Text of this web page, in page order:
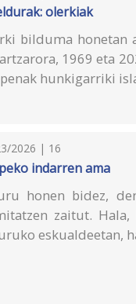
olerkiak
bilduma honetan
1969 eta
hunkigarriki
2026 | 16
indarren ama
honen bidez,
zaitut.
eskualdeetan,